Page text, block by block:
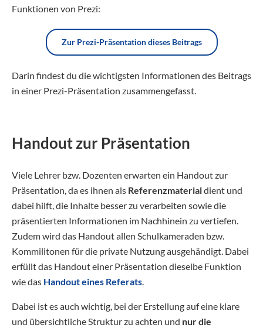
Funktionen von Prezi:
Zur Prezi-Präsentation dieses Beitrags
Darin findest du die wichtigsten Informationen des Beitrags
in einer Prezi-Präsentation zusammengefasst.
Handout zur Präsentation
Viele Lehrer bzw. Dozenten erwarten ein Handout zur
Präsentation, da es ihnen als Referenzmaterialdient und
dabei hilft, die Inhalte besser zu verarbeiten sowie die
präsentierten Informationen im Nachhinein zu vertiefen.
Zudem wird das Handout allen Schulkameraden bzw.
Kommilitonen für die private Nutzung ausgehändigt. Dabei
erfüllt das Handout einer Präsentation dieselbe Funktion
wie das Handout eines Referats.
Dabei ist es auch wichtig, bei der Erstellung auf eine klare
und übersichtliche Struktur zu achten und nur die